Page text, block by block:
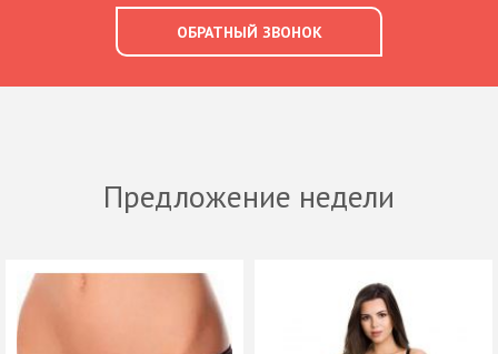
ОБРАТНЫЙ ЗВОНОК
Предложение недели